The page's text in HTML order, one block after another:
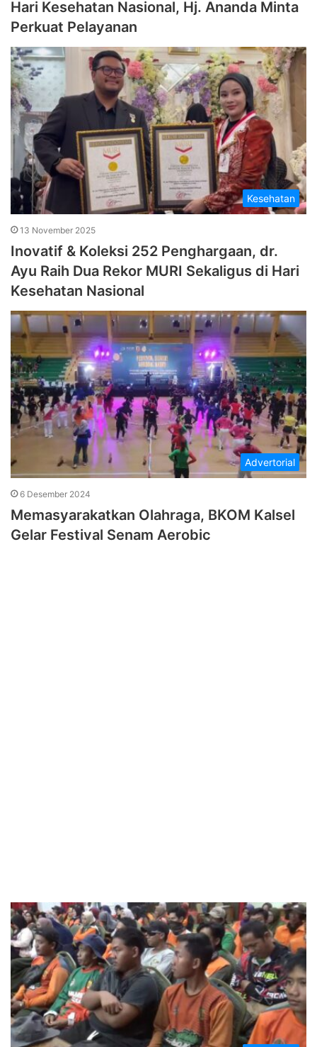
Hari Kesehatan Nasional, Hj. Ananda Minta
Perkuat Pelayanan
Kesehatan
13 November 2025
Inovatif & Koleksi 252 Penghargaan, dr.
Ayu Raih Dua Rekor MURI Sekaligus di Hari
Kesehatan Nasional
Advertorial
6 Desember 2024
Memasyarakatkan Olahraga, BKOM Kalsel
Gelar Festival Senam Aerobic